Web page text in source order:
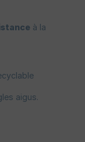
à la
aigus.